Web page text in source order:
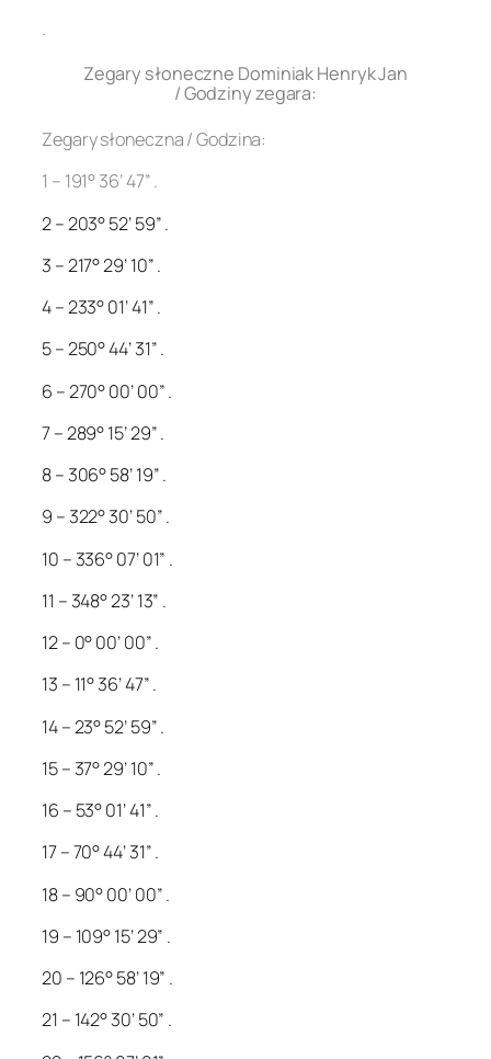
.
Zegary słoneczne Dominiak Henryk Jan
/ Godziny zegara:
Zegary słoneczna / Godzina:
1 – 191° 36’ 47” .
2 – 203° 52’ 59” .
3 – 217° 29’ 10” .
4 – 233° 01’ 41” .
5 – 250° 44’ 31” .
6 – 270° 00’ 00” .
7 – 289° 15’ 29” .
8 – 306° 58’ 19” .
9 – 322° 30’ 50” .
10 – 336° 07’ 01” .
11 – 348° 23’ 13” .
12 – 0° 00’ 00” .
13 – 11° 36’ 47” .
14 – 23° 52’ 59” .
15 – 37° 29’ 10” .
16 – 53° 01’ 41” .
17 – 70° 44’ 31” .
18 – 90° 00’ 00” .
19 – 109° 15’ 29” .
20 – 126° 58’ 19” .
21 – 142° 30’ 50” .